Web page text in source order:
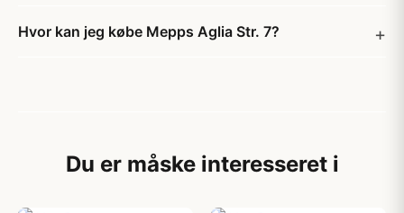
Hvor kan jeg købe Mepps Aglia Str. 7?
Du er måske interesseret i